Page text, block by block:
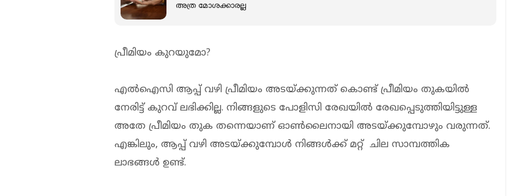
അത്ര മോശക്കാരല്ല
പ്രീമിയം കുറയുമോ?
എൽഐസി ആപ്പ് വഴി പ്രീമിയം അടയ്ക്കുന്നത് കൊണ്ട് പ്രീമിയം തുകയിൽ
നേരിട്ട് കുറവ് ലഭിക്കില്ല. നിങ്ങളുടെ പോളിസി രേഖയിൽ രേഖപ്പെടുത്തിയിട്ടുള്ള
അതേ പ്രീമിയം തുക തന്നെയാണ് ഓൺലൈനായി അടയ്ക്കുമ്പോഴും വരുന്നത്.
എങ്കിലും, ആപ്പ് വഴി അടയ്ക്കുമ്പോൾ നിങ്ങൾക്ക് മറ്റ് ചില സാമ്പത്തിക
ലാഭങ്ങൾ ഉണ്ട്.